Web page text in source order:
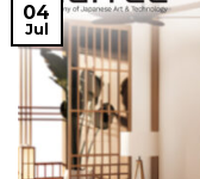
04
Jul